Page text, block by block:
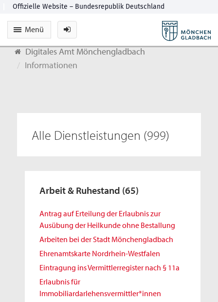
Menü
Digitales Amt Mönchengladbach
Informationen
Alle Dienstleistungen (999)
Arbeit & Ruhestand (65)
Antrag auf Erteilung der Erlaubnis zur
Ausübung der Heilkunde ohne Bestallung
Arbeiten bei der Stadt Mönchengladbach
Ehrenamtskarte Nordrhein-Westfalen
Eintragung ins Vermittlerregister nach § 11a
Erlaubnis für
Immobiliardarlehensvermittler*innen